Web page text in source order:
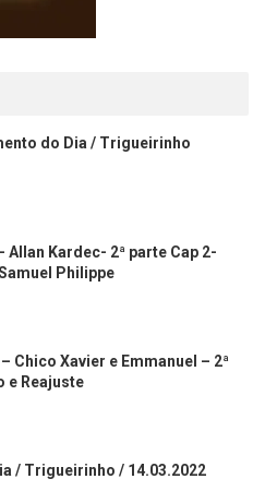
do Dia / Trigueirinho
Allan Kardec- 2ª parte Cap 2-
Philippe
Chico Xavier e Emmanuel – 2ª
e Reajuste
/ Trigueirinho / 14.03.2022